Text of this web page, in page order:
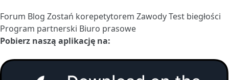
Forum Blog Zostań korepetytorem ZawodyTest biegłości
Program partnerski Biuro prasowe
Pobierz naszą aplikację na: